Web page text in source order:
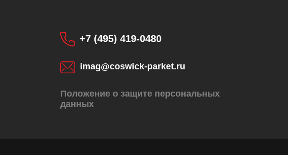
+7 (495) 419-0480
imag@coswick-parket.ru
Положение о защите персональных
данных